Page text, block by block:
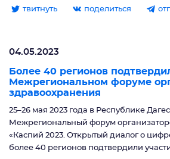
твитнуть поделиться
04.05.2023
Более 40 регионов
Межрегиональном форуме
здравоохранения
25–26 мая 2023 года в Республике
Межрегиональный форум
«Каспий 2023. Открытый диалог о
более 40 регионов подтвердили